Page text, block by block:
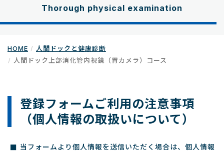
Thorough physical examination
HOME
人間ドックと健康診断
人間ドック上部消化管内視鏡（胃カメラ）コース
登録フォームご利用の注意事項
（個人情報の取扱いについて）
当フォームより個人情報を送信いただく場合は、個人情報